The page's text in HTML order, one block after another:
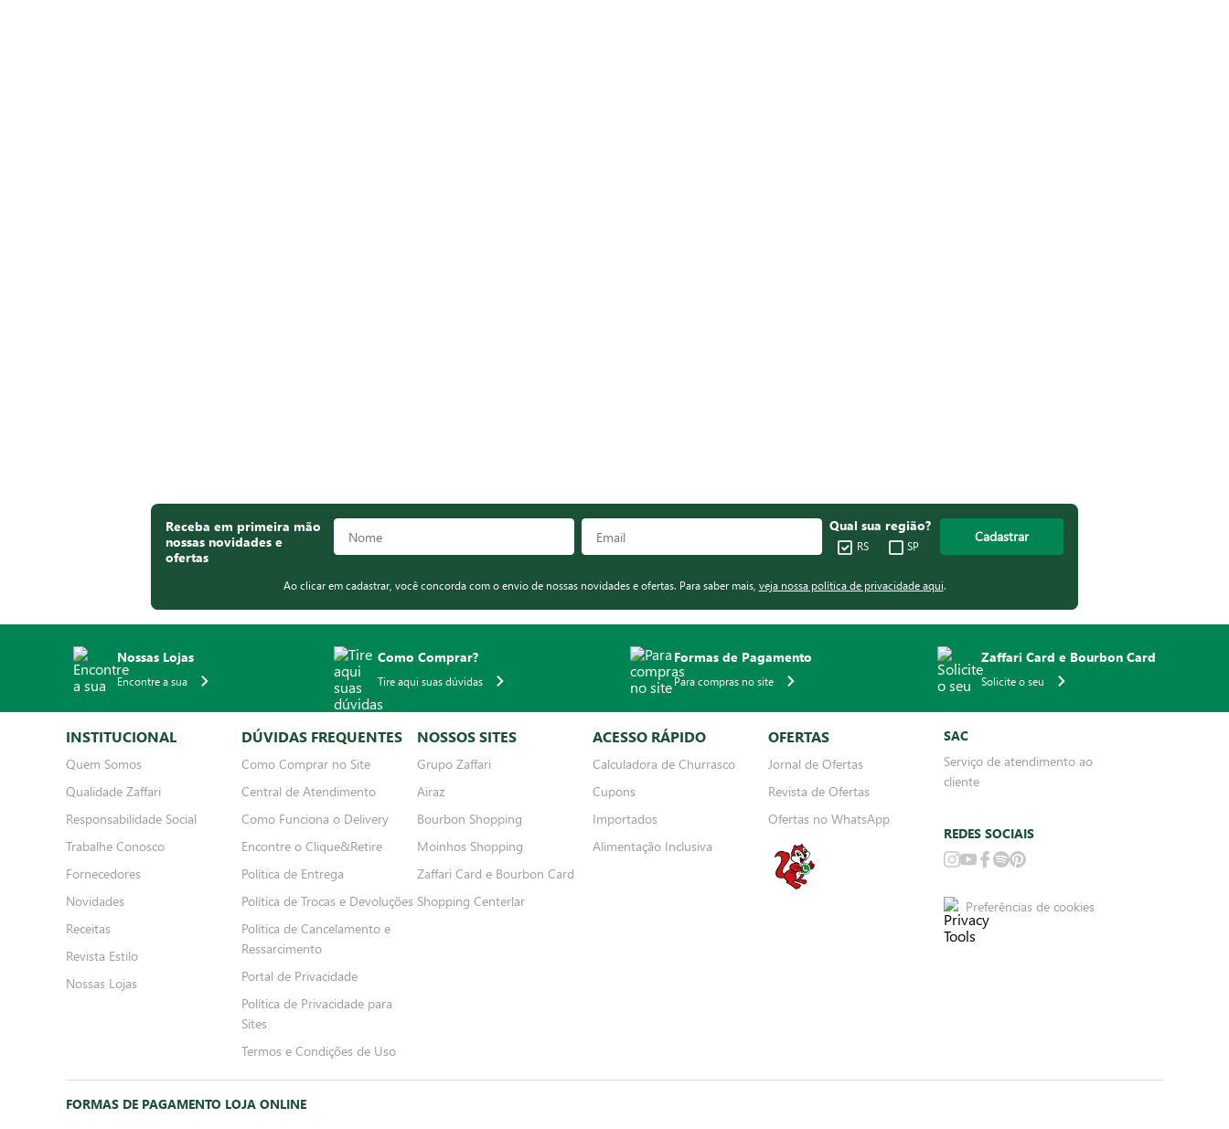
Receba em primeira mão
nossas novidades e
ofertas
Qual sua região?
RS SP
Cadastrar
Ao clicar em cadastrar, você concorda com o envio de nossas novidades e ofertas. Para saber mais, veja nossa política de privacidade aqui.
Nossas Lojas
Encontre a sua
Como Comprar?
Tire aqui suas dúvidas
Formas de Pagamento
Para compras no site
Zaffari Card e Bourbon Card
Solicite o seu
INSTITUCIONAL
Quem Somos
Qualidade Zaffari
Responsabilidade Social
Trabalhe Conosco
Fornecedores
Novidades
Receitas
Revista Estilo
Nossas Lojas
DÚVIDAS FREQUENTES
Como Comprar no Site
Central de Atendimento
Como Funciona o Delivery
Encontre o Clique&Retire
Política de Entrega
Política de Trocas e Devoluções
Política de Cancelamento e
Ressarcimento
Portal de Privacidade
Política de Privacidade para
Sites
Termos e Condições de Uso
NOSSOS SITES
Grupo Zaffari
Airaz
Bourbon Shopping
Moinhos Shopping
Zaffari Card e Bourbon Card
Shopping Centerlar
ACESSO RÁPIDO
Calculadora de Churrasco
Cupons
Importados
Alimentação Inclusiva
OFERTAS
Jornal de Ofertas
Revista de Ofertas
Ofertas no WhatsApp
SAC
Serviço de atendimento ao
cliente
REDES SOCIAIS
Preferências de cookies
FORMAS DE PAGAMENTO LOJA ONLINE